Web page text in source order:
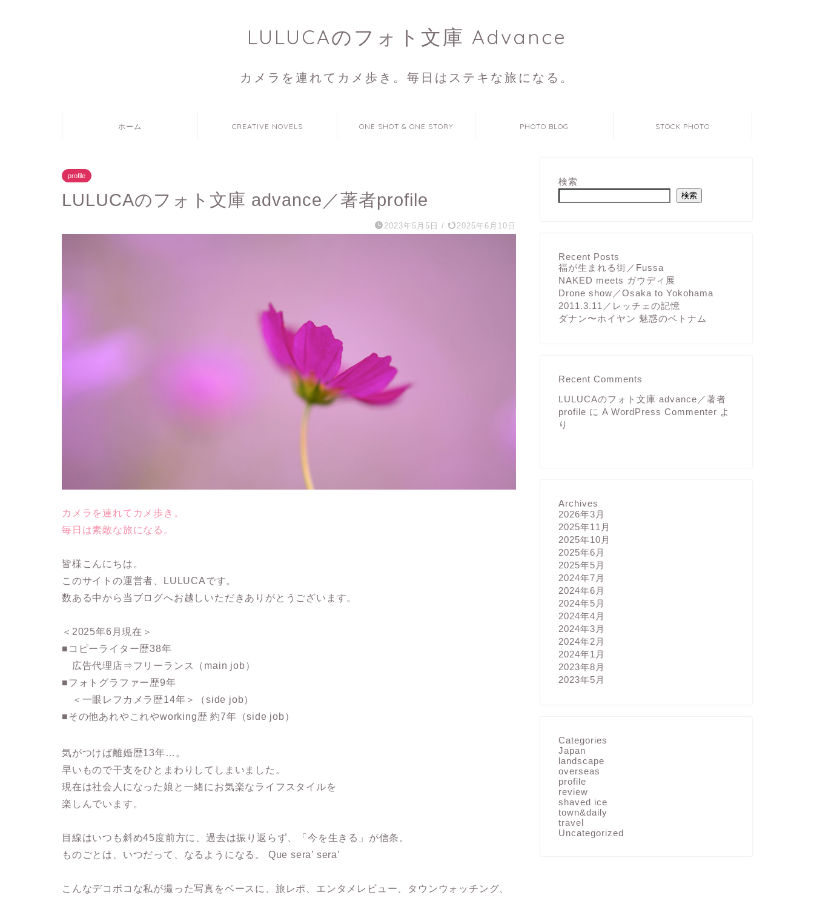
LULUCAのフォト文庫 Advance
カメラを連れてカメ歩き。毎日はステキな旅になる。
ホーム CREATIVE NOVELS ONE SHOT & ONE STORY PHOTO BLOG STOCK PHOTO
profile
LULUCAのフォト文庫 advance／著者profile
2023年5月5日 / 2025年6月10日
カメラを連れてカメ歩き。
毎日は素敵な旅になる。
皆様こんにちは。
このサイトの運営者、LULUCAです。
数ある中から当ブログへお越しいただきありがとうございます。
＜2025年6月現在＞
■コピーライター歴38年
広告代理店⇒フリーランス（main job）
■フォトグラファー歴9年
＜一眼レフカメラ歴14年＞（side job）
■その他あれやこれやworking歴 約7年（side job）
気がつけば離婚歴13年…。
早いもので干支をひとまわりしてしまいました。
現在は社会人になった娘と一緒にお気楽なライフスタイルを
楽しんでいます。
目線はいつも斜め45度前方に、過去は振り返らず、「今を生きる」が信条。
ものごとは、いつだって、なるようになる。 Que sera’ sera’
こんなデコボコな私が撮った写真をベースに、旅レポ、エンタメレビュー、タウンウォッチング、
検索
検索
Recent Posts
福が生まれる街／Fussa
NAKED meets ガウディ展
Drone show／Osaka to Yokohama
2011.3.11／レッチェの記憶
ダナン〜ホイヤン 魅惑のベトナム
Recent Comments
LULUCAのフォト文庫 advance／著者
profile に A WordPress Commenter よ
り
Archives
2026年3月
2025年11月
2025年10月
2025年6月
2025年5月
2024年7月
2024年6月
2024年5月
2024年4月
2024年3月
2024年2月
2024年1月
2023年8月
2023年5月
Categories
Japan
landscape
overseas
profile
review
shaved ice
town&daily
travel
Uncategorized